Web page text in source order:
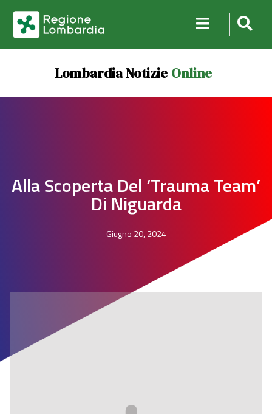
Lombardia Notizie Online
Alla Scoperta Del ‘Trauma Team’
Di Niguarda
Giugno 20, 2024